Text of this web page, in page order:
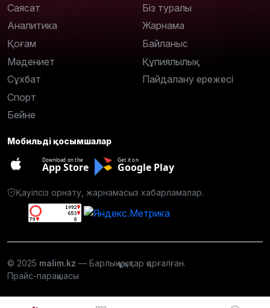
Саясат
Аналитика
Қоғам
Мәдениет
Сұхбат
Спорт
Бейне
Біз туралы
Жарнама
Байланыс
Құпиялылық
Пайдалану ережесі
Мобильді қосымшалар
Download on the
App Store
Get it on
Google Play
Қауіпсіз орнату, жарнамасыз хабарламалар.
© 2025 malim.kz — Барлық құқықтар қорғалған.
Прайс-парақшасы